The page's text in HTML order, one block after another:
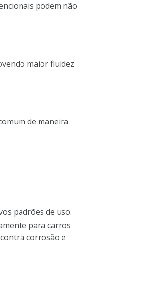
podem não
maior fluidez
de maneira
padrões de uso.
para carros
corrosão e